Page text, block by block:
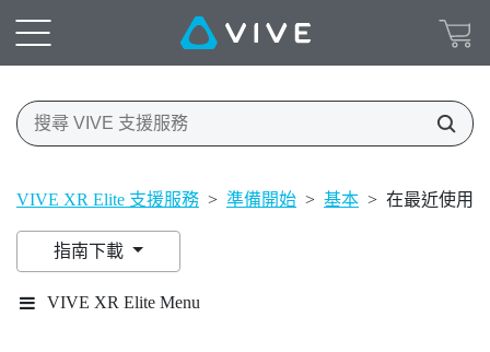
VIVE XR Elite 支援服務 > 準備開始 > 基本 > 在最近使用
指南下載
VIVE XR Elite Menu